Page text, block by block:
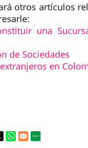
otros artículos
una
de Sociedades
en